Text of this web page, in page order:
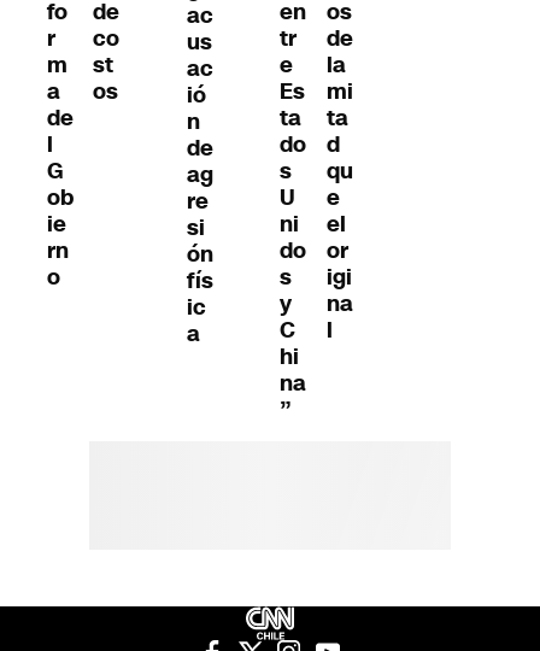
fo
r
m
a
de
l
G
ob
ie
rn
o
de
co
st
os
ac
us
ac
ió
n
de
ag
re
si
ón
fís
ic
a
en
tr
e
Es
ta
do
s
U
ni
do
s
y
C
hi
na
”
os
de
la
mi
ta
d
qu
e
el
or
igi
na
l